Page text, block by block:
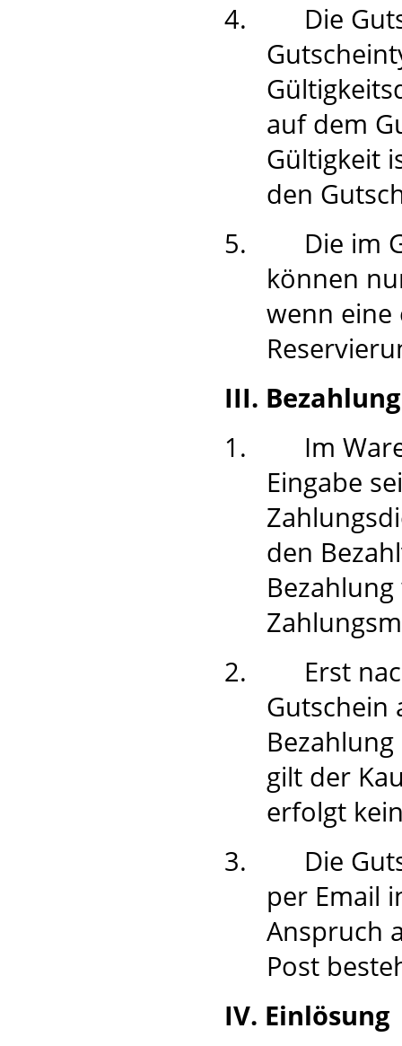
4.
Die
auf dem
Gültigkeit
den
5.
Die im
können
wenn eine
III.
1.
Im
Eingabe
den
2.
Erst
Gutschein
gilt der
erfolgt
3.
Die
per Email
Anspruch
Post
IV. Einlösung